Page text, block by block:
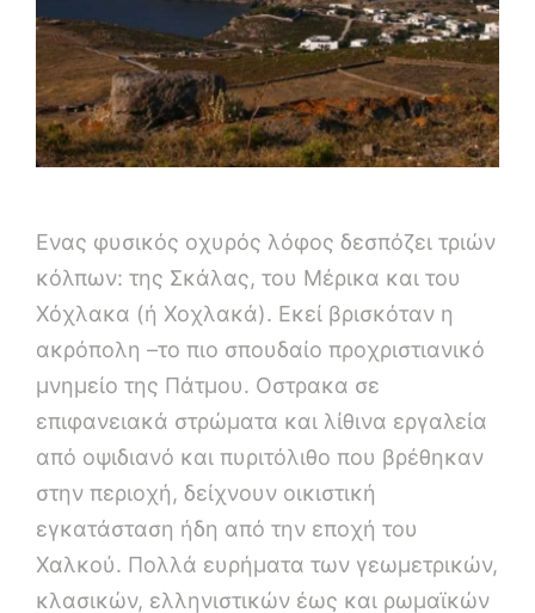
Ενας φυσικός οχυρός λόφος δεσπόζει τριών
κόλπων: της Σκάλας, του Μέρικα και του
Χόχλακα (ή Χοχλακά). Εκεί βρισκόταν η
ακρόπολη –το πιο σπουδαίο προχριστιανικό
μνημείο της Πάτμου. Οστρακα σε
επιφανειακά στρώματα και λίθινα εργαλεία
από οψιδιανό και πυριτόλιθο που βρέθηκαν
στην περιοχή, δείχνουν οικιστική
εγκατάσταση ήδη από την εποχή του
Χαλκού. Πολλά ευρήματα των γεωμετρικών,
κλασικών, ελληνιστικών έως και ρωμαϊκών